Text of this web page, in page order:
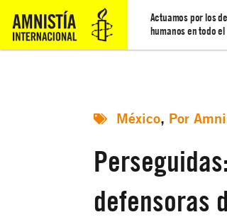
Actuamos por los
humanos en todo
México, Por
defensoras